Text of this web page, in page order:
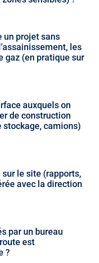
un projet sans
les
gaz (en pratique sur
auxquels on
de construction
stockage, camions)
le site (rapports,
avec la direction
par un bureau
est
?